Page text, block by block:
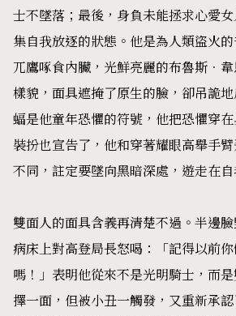
士不墜落；最後，身負未能拯求心愛
集自我放逐的狀態。他是為人類盜火
兀鷹啄食內臟，光鮮亮麗的布魯斯．
樣貌，面具遮掩了原生的臉，卻吊詭
蝠是他童年恐懼的符號，他把恐懼穿
裝扮也宣告了，他和穿著耀眼高舉手
不同，註定要墜向黑暗深處，遊走在自
雙面人的面具含義再清楚不過。半邊
病床上對高登局長怒喝：「記得以前
嗎！」表明他從來不是光明騎士，而
擇一面，但被小丑一觸發，又重新承